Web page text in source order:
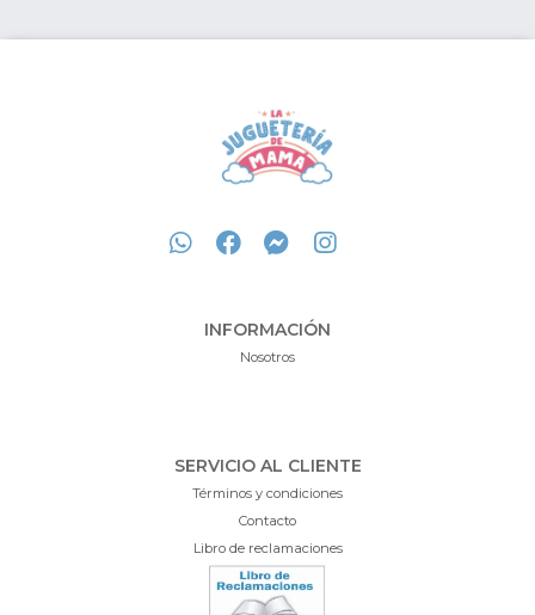
INFORMACIÓN
Nosotros
SERVICIO AL CLIENTE
Términos y condiciones
Contacto
Libro de reclamaciones